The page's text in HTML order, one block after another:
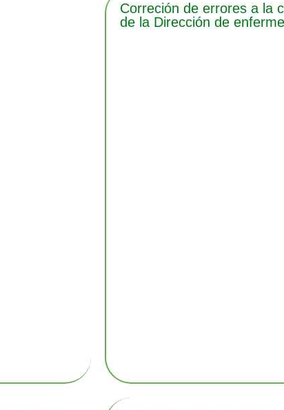
Correción de errores a la
de la Dirección de